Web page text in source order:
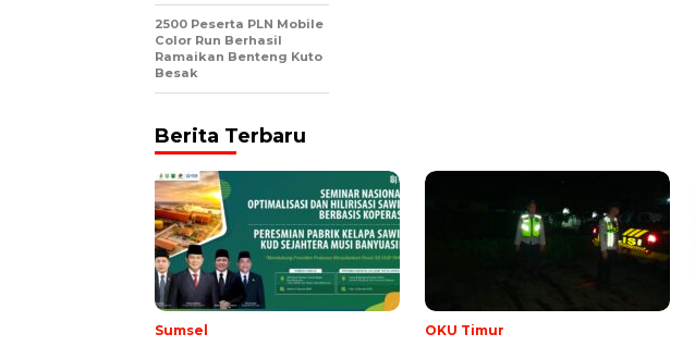
2500 Peserta PLN Mobile
Color Run Berhasil
Ramaikan Benteng Kuto
Besak
Berita Terbaru
Sumsel OKU Timur